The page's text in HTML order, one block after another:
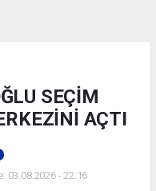
SEÇİM
AÇTI
03.08.2026 - 22:16